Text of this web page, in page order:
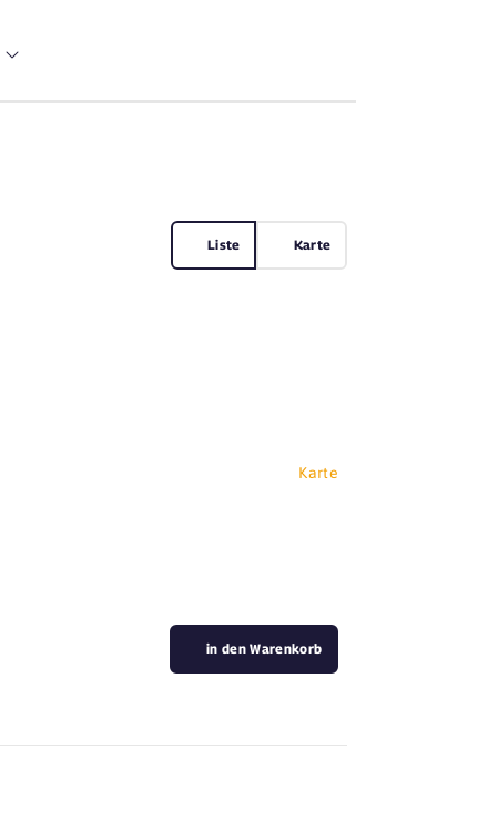
Liste Karte
Karte
in den Warenkorb